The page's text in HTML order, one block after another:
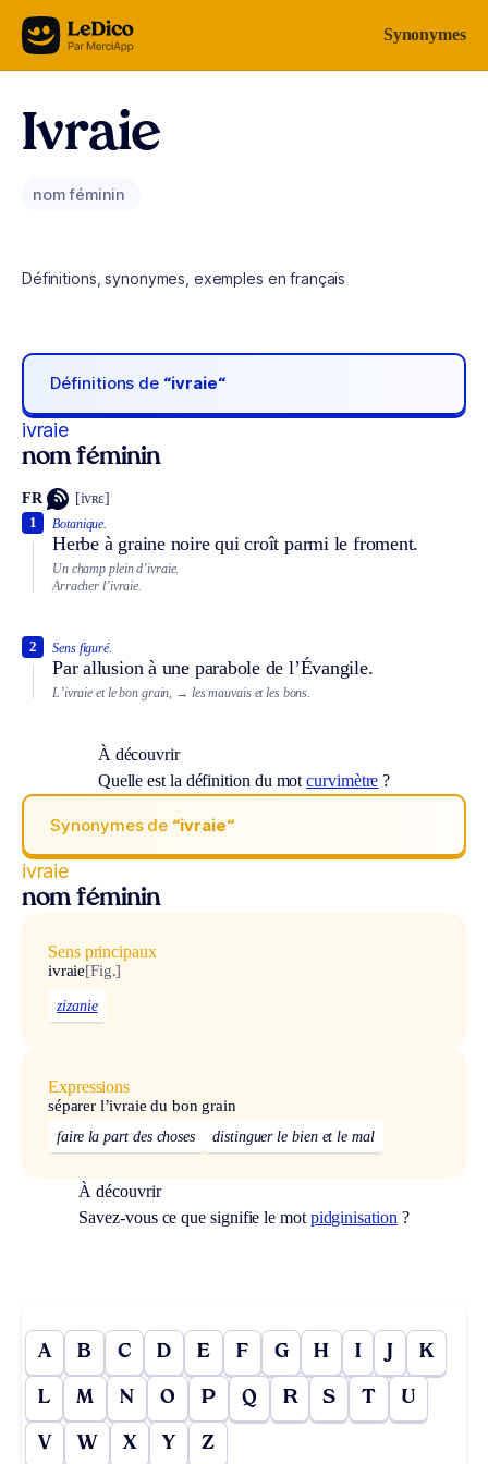
Aller au contenu Synonymes
Ivraie
nom féminin
Définitions, synonymes, exemples en français
Définitions de “ivraie“
ivraie
nom féminin
FR [ivʀɛ]
Botanique.
Herbe à graine noire qui croît parmi le froment.
1
Un champ plein d’ivraie.
Arracher l’ivraie.
Sens figuré.
Par allusion à une parabole de l’Évangile.
2
L’ivraie et le bon grain, → les mauvais et les bons.
À découvrir
Quelle est la définition du motcurvimètre ?
Synonymes de “ivraie“
ivraie
nom féminin
Sens principaux
ivraie[Fig.]
zizanie
Expressions
séparer l’ivraie du bon grain
faire la part des choses distinguer le bien et le mal
À découvrir
Savez-vous ce que signifie le mot pidginisation ?
A B C D E F G H I J K
L M N O P Q R S T U
V W X Y Z